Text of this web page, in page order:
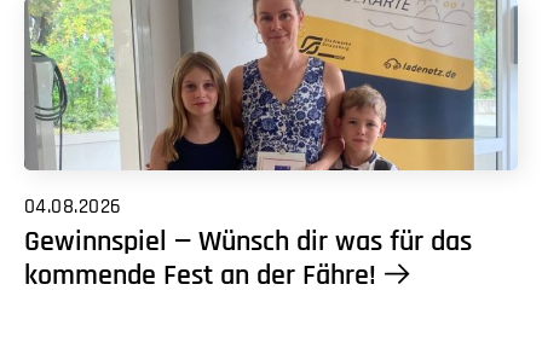
04.08.2026
Gewinnspiel — Wünsch dir was für das
kommende Fest an der Fähre!